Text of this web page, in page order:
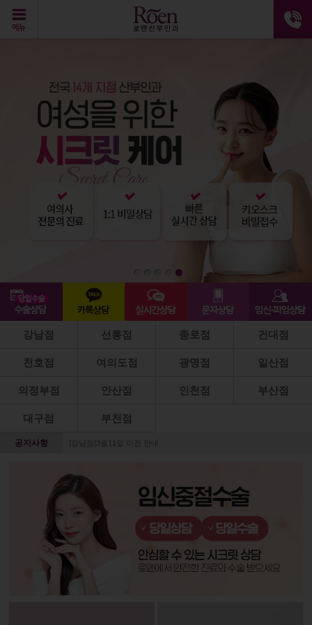
강남점 선릉점 종로점 건대점
천호점 여의도점 광명점 일산점
의정부점 안산점 인천점 부산점
대구점 부천점
공지사항 [강남점]3월11일 이전 안내